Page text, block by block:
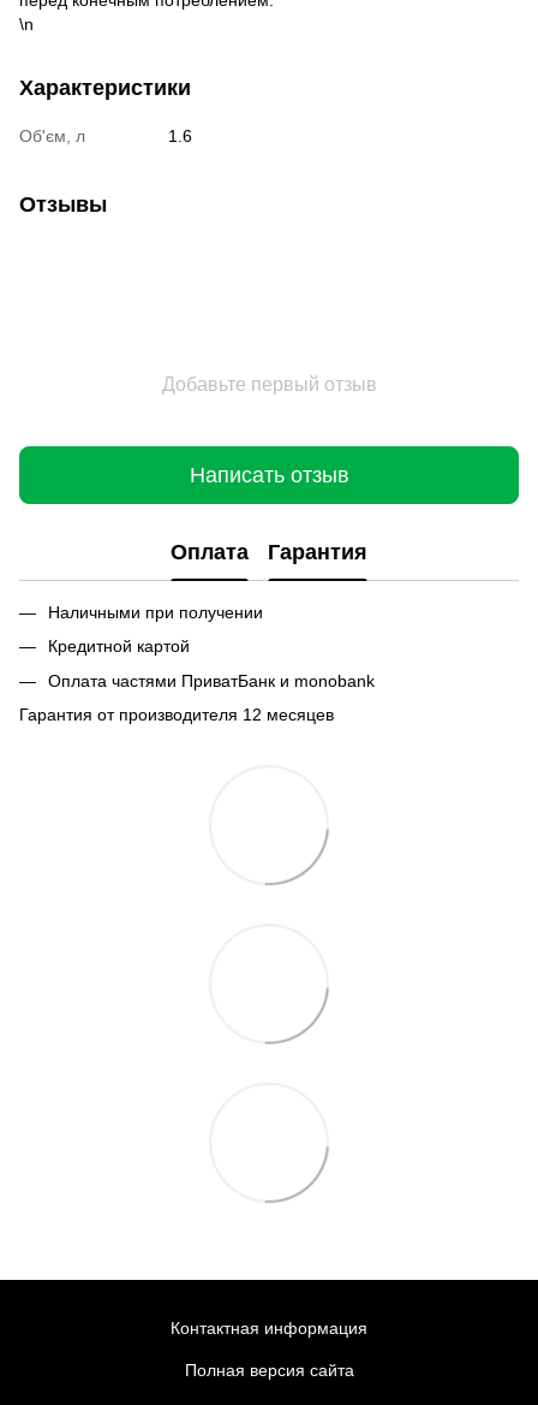
\n
Характеристики
Об'єм, л 1.6
Отзывы
Добавьте первый отзыв
Написать отзыв
Оплата Гарантия
Наличными при получении
Кредитной картой
Оплата частями ПриватБанк и monobank
Гарантия от производителя 12 месяцев
Контактная информация
Полная версия сайта